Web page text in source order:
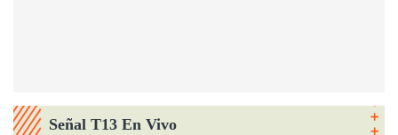
Señal T13 En Vivo